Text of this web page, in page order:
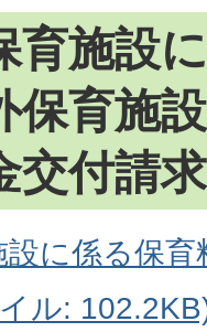
育施設
保育施
交付請
に係る保
ル: